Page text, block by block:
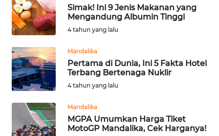
Simak! Ini 9 Jenis Makanan yang
Mengandung Albumin Tinggi
4 tahun yang lalu
Mandalika
Pertama di Dunia, Ini 5 Fakta Hotel
Terbang Bertenaga Nuklir
4 tahun yang lalu
Mandalika
MGPA Umumkan Harga Tiket
MotoGP Mandalika, Cek Harganya!
WN
JAKARTA
WN
JABAR
WN
NTT